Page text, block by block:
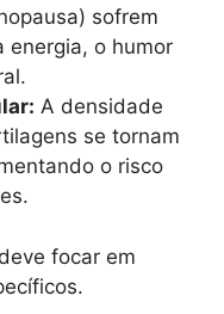
sofrem
energia, o humor
A densidade
se tornam
o risco
focar em